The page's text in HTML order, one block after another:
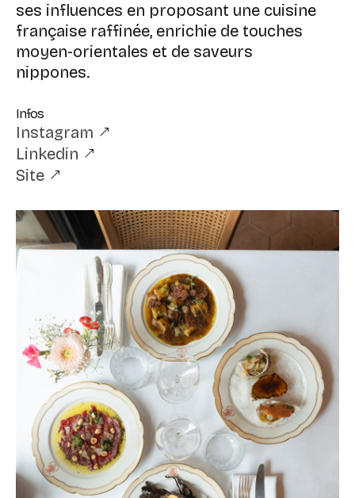
ses influences en proposant une cuisine
française raffinée, enrichie de touches
moyen-orientales et de saveurs
nippones.
Infos
Instagram
Linkedin
Site